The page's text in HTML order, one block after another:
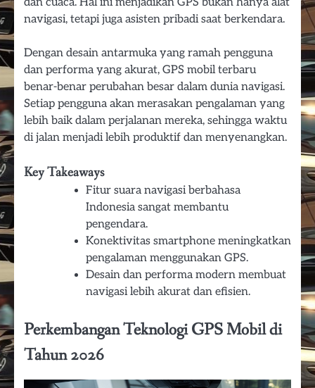
navigasi, tetapi juga asisten pribadi saat berkendara.
Dengan desain antarmuka yang ramah pengguna
dan performa yang akurat, GPS mobil terbaru
benar-benar perubahan besar dalam dunia navigasi.
Setiap pengguna akan merasakan pengalaman yang
lebih baik dalam perjalanan mereka, sehingga waktu
di jalan menjadi lebih produktif dan menyenangkan.
Key Takeaways
Fitur suara navigasi berbahasa
Indonesia sangat membantu
pengendara.
Konektivitas smartphone meningkatkan
pengalaman menggunakan GPS.
Desain dan performa modern membuat
navigasi lebih akurat dan efisien.
Perkembangan Teknologi GPS Mobil di
Tahun 2026